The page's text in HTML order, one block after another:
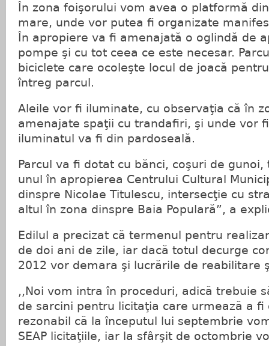
În zona foişorului vom avea o platformă
mare, unde vor putea fi organizate
În apropiere va fi amenajată o oglindă de
pompe şi cu tot ceea ce este necesar.
biciclete care ocoleşte locul de joacă
întreg parcul.
Aleile vor fi iluminate, cu observaţia că în
amenajate spaţii cu trandafiri, şi unde vor
iluminatul va fi din pardoseală.
Parcul va fi dotat cu bănci, coşuri de
unul în apropierea Centrului Cultural
dinspre Nicolae Titulescu, intersecţie cu
altul în zona dinspre Baia Populară”, a
Edilul a precizat că termenul pentru
de doi ani de zile, iar dacă totul decurge
2012 vor demara şi lucrările de reabilitare
,,Noi vom intra în proceduri, adică trebuie
de sarcini pentru licitaţia care urmează a fi
rezonabil că la începutul lui septembrie
SEAP licitaţiile, iar la sfârşit de octombrie